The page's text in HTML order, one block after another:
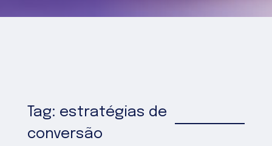
Tag: estratégias de
conversão